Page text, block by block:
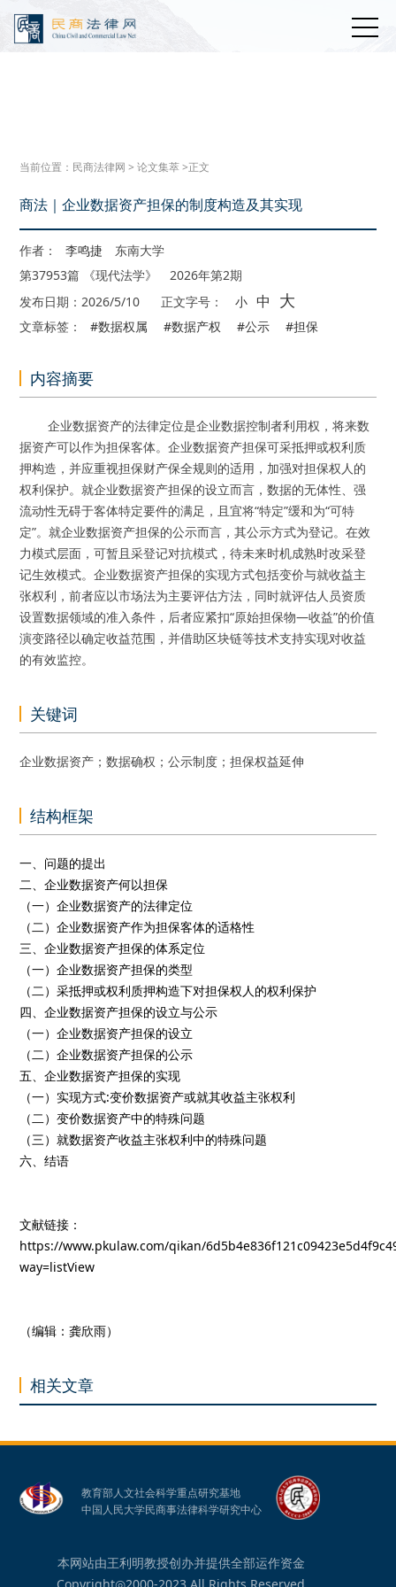
当前位置： 民商法律网 >论文集萃>正文
商法｜企业数据资产担保的制度构造及其实现
作者： 李鸣捷 东南大学
第37953篇 《现代法学》 2026年第2期
发布日期：2026/5/10
正文字号： 小 中 大
文章标签： #数据权属 #数据产权 #公示 #担保
内容摘要
企业数据资产的法律定位是企业数据控制者利用权，将来数
据资产可以作为担保客体。企业数据资产担保可采抵押或权利质
押构造，并应重视担保财产保全规则的适用，加强对担保权人的
权利保护。就企业数据资产担保的设立而言，数据的无体性、强
流动性无碍于客体特定要件的满足，且宜将“特定”缓和为“可特
定”。就企业数据资产担保的公示而言，其公示方式为登记。在效
力模式层面，可暂且采登记对抗模式，待未来时机成熟时改采登
记生效模式。企业数据资产担保的实现方式包括变价与就收益主
张权利，前者应以市场法为主要评估方法，同时就评估人员资质
设置数据领域的准入条件，后者应紧扣“原始担保物—收益”的价值
演变路径以确定收益范围，并借助区块链等技术支持实现对收益
的有效监控。
关键词
企业数据资产；数据确权；公示制度；担保权益延伸
结构框架
一、问题的提出
二、企业数据资产何以担保
（一）企业数据资产的法律定位
（二）企业数据资产作为担保客体的适格性
三、企业数据资产担保的体系定位
（一）企业数据资产担保的类型
（二）采抵押或权利质押构造下对担保权人的权利保护
四、企业数据资产担保的设立与公示
（一）企业数据资产担保的设立
（二）企业数据资产担保的公示
五、企业数据资产担保的实现
（一）实现方式:变价数据资产或就其收益主张权利
（二）变价数据资产中的特殊问题
（三）就数据资产收益主张权利中的特殊问题
六、结语
文献链接：
https://www.pkulaw.com/qikan/
way=listView
（编辑：龚欣雨）
相关文章
教育部人文社会科学重点研究基地
中国人民大学民商事法律科学研究中心
本网站由王利明教授创办并提供全部运作资金